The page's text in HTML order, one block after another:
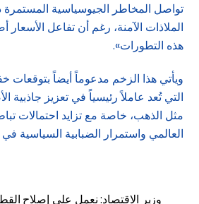
تواصل المخاطر الجيوسياسية المستمرة
الملاذات الآمنة، رغم أن تفاعل الأسعار
هذه التطورات».
ويأتي هذا الزخم مدعوماً أيضاً بتوقعات
التي تُعد عاملاً رئيسياً في تعزيز جاذبية
مثل الذهب، خاصة مع تزايد احتمالات
العالمي واستمرار الضبابية السياسية
وزير الاقتصاد: نعمل على إصلاح